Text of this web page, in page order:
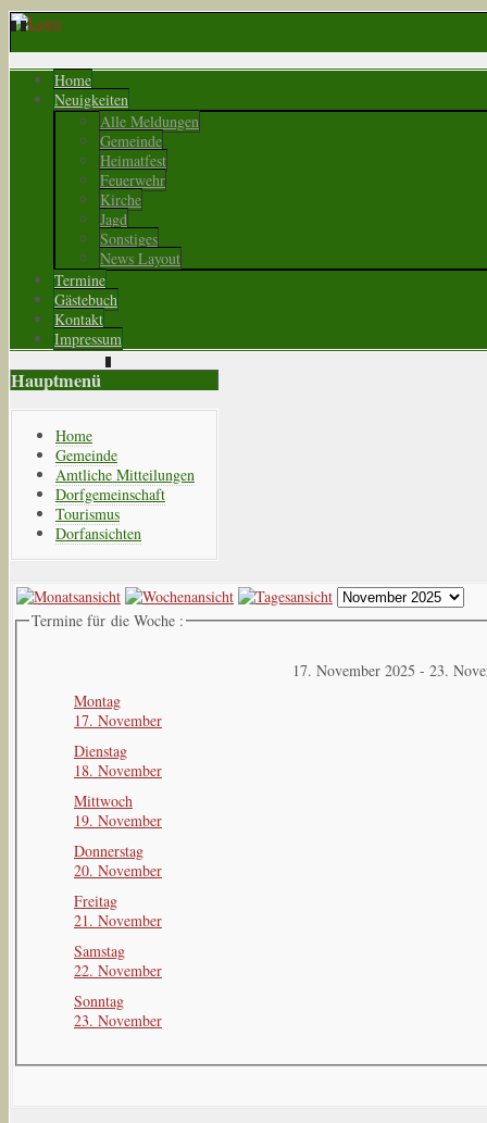
Home
Neuigkeiten
Alle Meldungen
Gemeinde
Heimatfest
Feuerwehr
Kirche
Jagd
Sonstiges
News Layout
Termine
Gästebuch
Kontakt
Impressum
Hauptmenü
Home
Gemeinde
Amtliche Mitteilungen
Dorfgemeinschaft
Tourismus
Dorfansichten
Termine für die Woche :
17. November 2025 - 23.
Montag
17. November
Dienstag
18. November
Mittwoch
19. November
Donnerstag
20. November
Freitag
21. November
Samstag
22. November
Sonntag
23. November